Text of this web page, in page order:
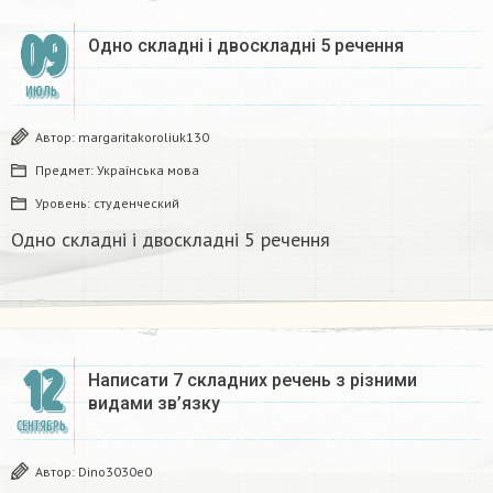
09
ИЮЛЬ
Одно складні і двоскладні 5 речення
Автор: margaritakoroliuk130
Предмет: Українська мова
Уровень: студенческий
Одно складні і двоскладні 5 речення
12
СЕНТЯБРЬ
Написати 7 складних речень з різними
видами зв’язку
Автор: Dino3030e0